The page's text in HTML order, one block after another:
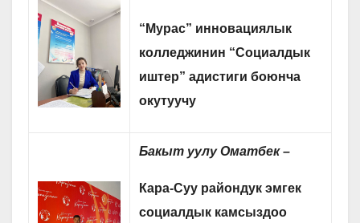
“Мурас” инновациялык
колледжинин “Социалдык
иштер” адистиги боюнча
окутуучу
Бакыт уулу Оматбек –
Кара-Суу райондук эмгек
социалдык камсыздоо